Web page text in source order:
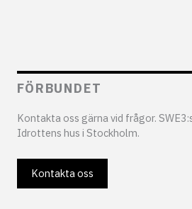
FÖRBUNDET
Kontakta oss gärna vid frågor.
Idrottens hus i Stockholm.
Kontakta oss